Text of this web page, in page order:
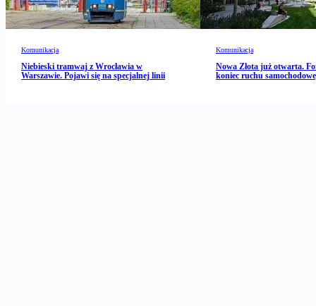
Komunikacja
Niebieski tramwaj z Wrocławia w
Warszawie. Pojawi się na specjalnej linii
Komunikacja
Nowa Złota już otwarta.
koniec ruchu